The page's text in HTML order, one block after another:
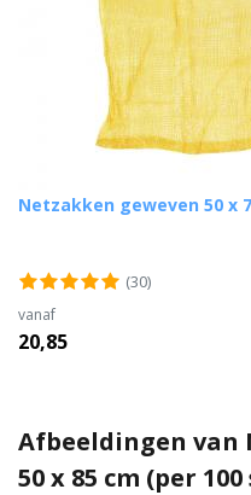
Netzakken geweven 50 x
(30)
vanaf
20,85
Afbeeldingen van
50 x 85 cm (per